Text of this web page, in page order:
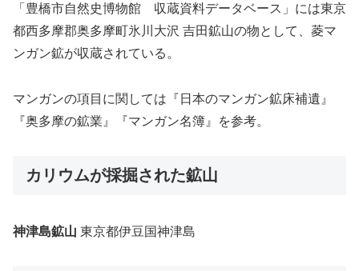
「豊橋市自然史博物館 収蔵資料データベース」には東京
都西多摩郡奥多摩町氷川大沢 吉田鉱山の物として、菱マ
ンガン鉱が収蔵されている。
マンガンの項目に関しては『日本のマンガン鉱床補遺』
『奥多摩の鉱業』『マンガン名簿』を参考。
カリウムが採掘された鉱山
神津島鉱山 東京都伊豆国神津島